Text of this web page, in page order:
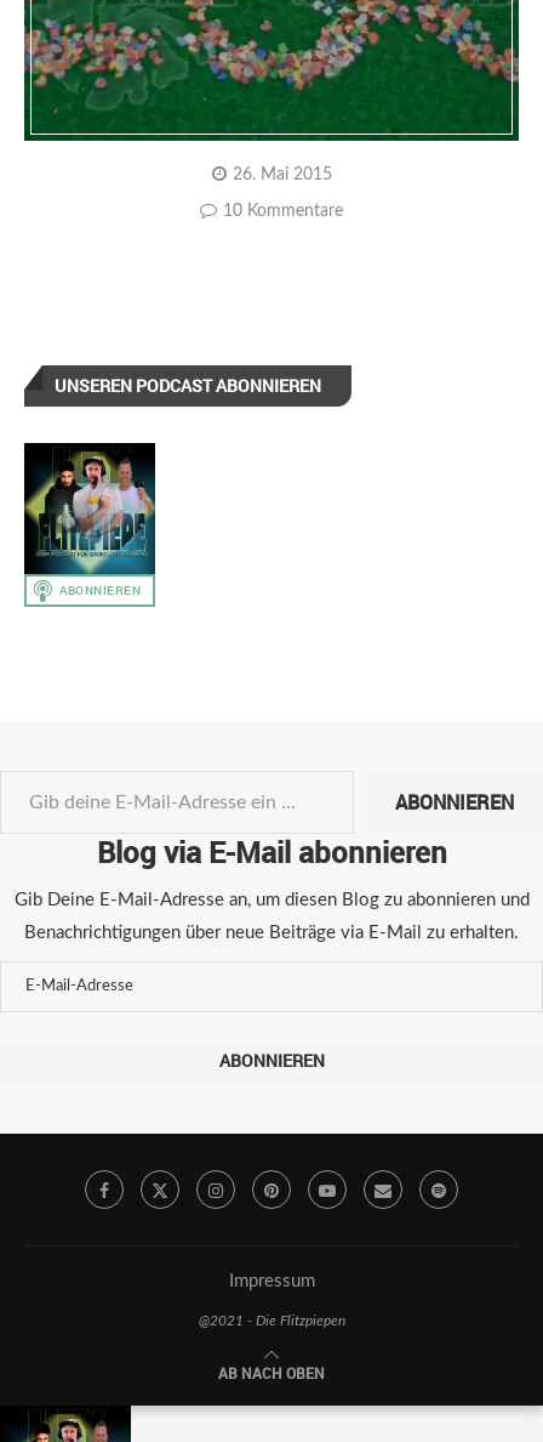
26. Mai 2015
10 Kommentare
UNSEREN PODCAST ABONNIEREN
ABONNIEREN
Blog via E-Mail abonnieren
Gib Deine E-Mail-Adresse an, um diesen Blog zu abonnieren und
Benachrichtigungen über neue Beiträge via E-Mail zu erhalten.
ABONNIEREN
Impressum
@2021 - Die Flitzpiepen
AB NACH OBEN